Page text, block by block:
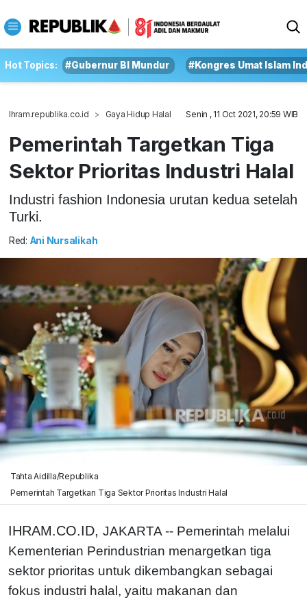
Hot Topics: #Gubernur BI Mundur #Kongres Umat Islam
Ihram.republika.co.id Gaya Hidup Halal Senin , 11 Oct 2021, 20:59 WIB
Pemerintah Targetkan Tiga
Sektor Prioritas Industri Halal
Industri fashion Indonesia urutan kedua setelah
Turki.
Red: Ani Nursalikah
Tahta Aidilla/Republika
Pemerintah Targetkan Tiga Sektor Prioritas Industri Halal
IHRAM.CO.ID, JAKARTA -- Pemerintah melalui
Kementerian Perindustrian menargetkan tiga
sektor prioritas untuk dikembangkan sebagai
fokus industri halal, yaitu makanan dan